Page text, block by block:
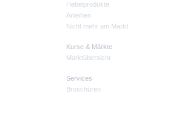
Hebelprodukte
Anleihen
Nicht mehr am Markt
Kurse & Märkte
Marktübersicht
Services
Broschüren